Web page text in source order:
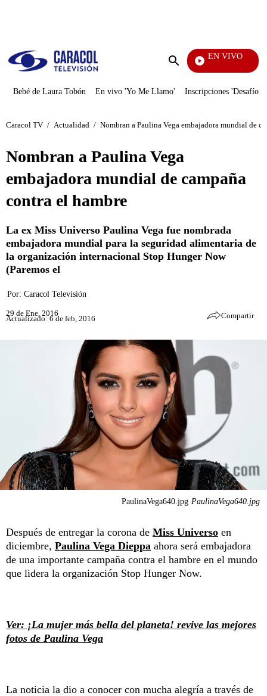
Enviar
EN VIVO
Bebé de Laura Tobón En vivo 'Yo Me Llamo' Inscripciones 'Desafío'
Caracol TV / Actualidad / Nombran a Paulina Vega embajadora mundial de
Nombran a Paulina Vega
embajadora mundial de campaña
contra el hambre
La ex Miss Universo Paulina Vega fue nombrada
embajadora mundial para la seguridad alimentaria de
la organización internacional Stop Hunger Now
(Paremos el
Por: Caracol Televisión
29 de Ene, 2016
Actualizado: 6 de feb, 2016 Compartir
PaulinaVega640.jpg PaulinaVega640.jpg
Después de entregar la corona de Miss Universo en
diciembre, Paulina Vega Dieppa ahora será embajadora
de una importante campaña contra el hambre en el mundo
que lidera la organización Stop Hunger Now.
Ver: ¡La mujer más bella del planeta! revive las mejores
fotos de Paulina Vega
La noticia la dio a conocer con mucha alegría a través de